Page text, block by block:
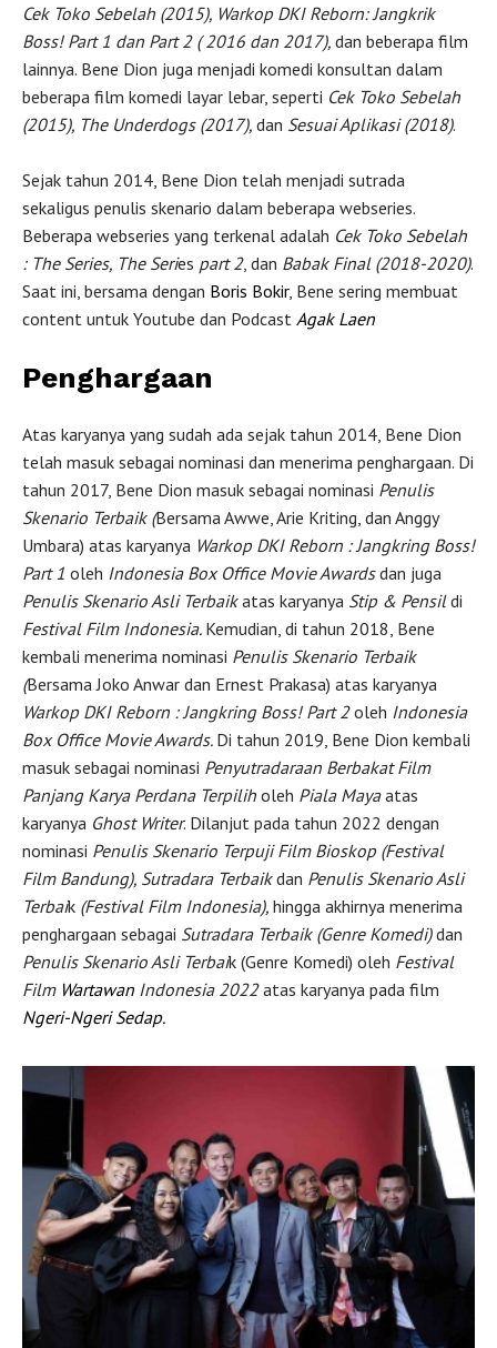
Cek Toko Sebelah (2015), Warkop DKI Reborn: Jangkrik
Boss! Part 1 dan Part 2 ( 2016 dan 2017), dan beberapa film
lainnya. Bene Dion juga menjadi komedi konsultan dalam
beberapa film komedi layar lebar, seperti Cek Toko Sebelah
(2015), The Underdogs (2017), dan Sesuai Aplikasi (2018).
Sejak tahun 2014, Bene Dion telah menjadi sutrada
sekaligus penulis skenario dalam beberapa webseries.
Beberapa webseries yang terkenal adalah Cek Toko Sebelah
: The Series, The Series part 2, dan Babak Final (2018-2020).
Saat ini, bersama dengan Boris Bokir, Bene sering membuat
content untuk Youtube dan Podcast Agak Laen
Penghargaan
Atas karyanya yang sudah ada sejak tahun 2014, Bene Dion
telah masuk sebagai nominasi dan menerima penghargaan. Di
tahun 2017, Bene Dion masuk sebagai nominasi Penulis
Skenario Terbaik (Bersama Awwe, Arie Kriting, dan Anggy
Umbara) atas karyanya Warkop DKI Reborn : Jangkring Boss!
Part 1 oleh Indonesia Box Office Movie Awardsdan juga
Penulis Skenario Asli Terbaikatas karyanya Stip & Pensildi
Festival Film Indonesia. Kemudian, di tahun 2018, Bene
kembali menerima nominasi Penulis Skenario Terbaik
(Bersama Joko Anwar dan Ernest Prakasa) atas karyanya
Warkop DKI Reborn : Jangkring Boss! Part 2oleh Indonesia
Box Office Movie Awards. Di tahun 2019, Bene Dion kembali
masuk sebagai nominasi Penyutradaraan Berbakat Film
Panjang Karya Perdana Terpilih oleh Piala Mayaatas
karyanya Ghost Writer. Dilanjut pada tahun 2022 dengan
nominasi Penulis Skenario Terpuji Film Bioskop (Festival
Film Bandung), Sutradara Terbaikdan Penulis Skenario Asli
Terbaik (Festival Film Indonesia), hingga akhirnya menerima
penghargaan sebagai Sutradara Terbaik (Genre Komedi)dan
Penulis Skenario Asli Terbaik (Genre Komedi) oleh Festival
Film Wartawan Indonesia 2022atas karyanya pada film
Ngeri-Ngeri Sedap.